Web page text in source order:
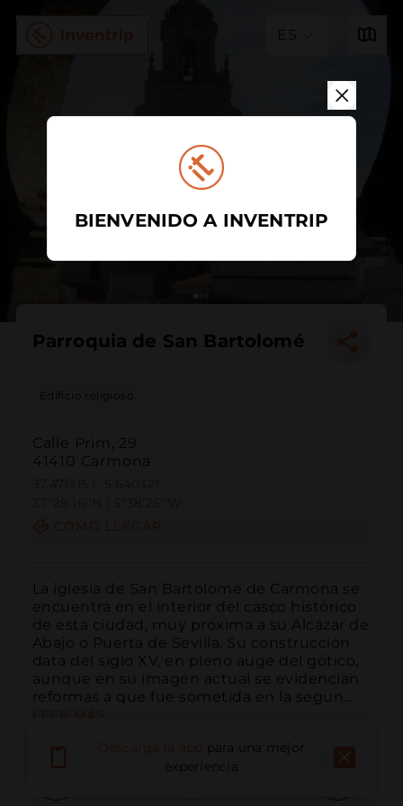
ES
Parroquia de San Bartolomé
Edificio religioso
Calle Prim, 29
41410 Carmona
La iglesia de San Bartolomé de Carmona se
encuentra en el interior del casco histórico
de esta ciudad, muy próxima a su Alcázar de
Abajo o Puerta de Sevilla. Su construcción
data del siglo XV, en pleno auge del gótico,
aunque en su imagen actual se evidencian
reformas a que fue sometida en la segun...
para una mejor
experiencia
BIENVENIDO A INVENTRIP